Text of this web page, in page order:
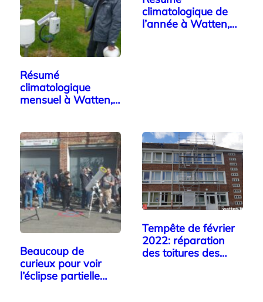
Résumé
climatologique
mensuel à Watten,
climatologique de
l’année à Watten,
Beaucoup de
curieux pour voir
l’éclipse partielle
Tempête de février
2022: réparation
des toitures des…